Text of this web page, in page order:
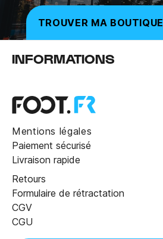
TROUVER MA BOUTIQUE
INFORMATIONS
Mentions légales
Paiement sécurisé
Livraison rapide
Retours
Formulaire de rétractation
CGV
CGU